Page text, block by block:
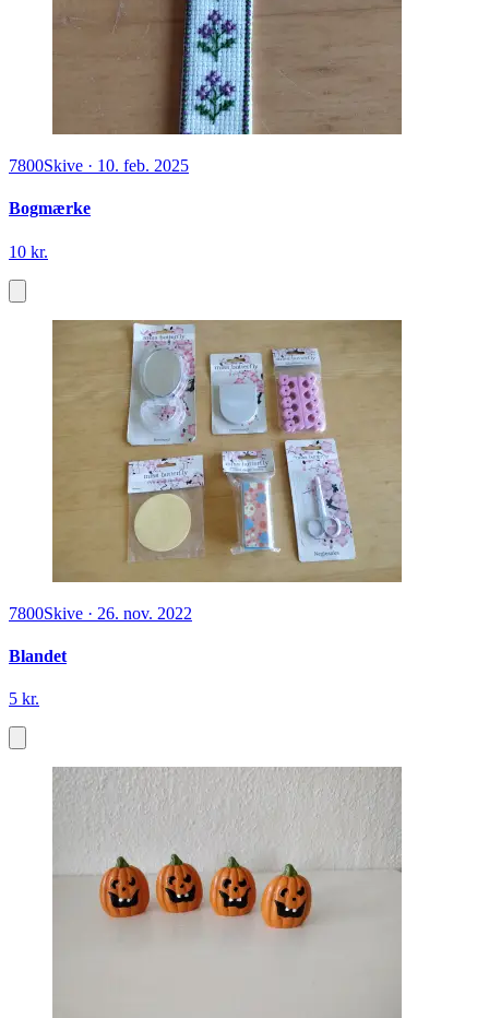
7800Skive · 10. feb. 2025
Bogmærke
10 kr.
7800Skive · 26. nov. 2022
Blandet
5 kr.